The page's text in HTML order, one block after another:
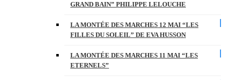
GRAND BAIN” PHILIPPE LELOUCHE
LA MONTÉE DES MARCHES 12 MAI “LES
FILLES DU SOLEIL” DE EVA HUSSON
LA MONTÉE DES MARCHES 11 MAI “LES
ETERNELS”